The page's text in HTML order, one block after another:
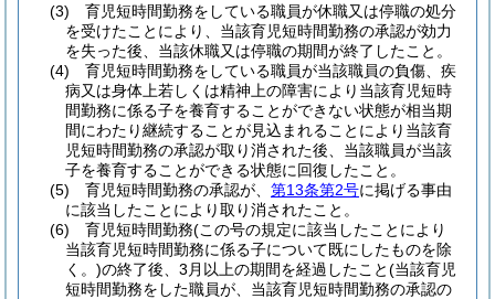
(3)
育児短時間勤務をしている職員が休職又は停職の処分
を受けたことにより、当該育児短時間勤務の承認が効力
を失った後、当該休職又は停職の期間が終了したこと。
(4)
育児短時間勤務をしている職員が当該職員の負傷、疾
病又は身体上若しくは精神上の障害により当該育児短時
間勤務に係る子を養育することができない状態が相当期
間にわたり継続することが見込まれることにより当該育
児短時間勤務の承認が取り消された後、当該職員が当該
子を養育することができる状態に回復したこと。
(5)
育児短時間勤務の承認が、 第13条第2号に掲げる事由
に該当したことにより取り消されたこと。
(6)
育児短時間勤務(この号の規定に該当したことにより
当該育児短時間勤務に係る子について既にしたものを除
く。)の終了後、3月以上の期間を経過したこと(当該育児
短時間勤務をした職員が、当該育児短時間勤務の承認の